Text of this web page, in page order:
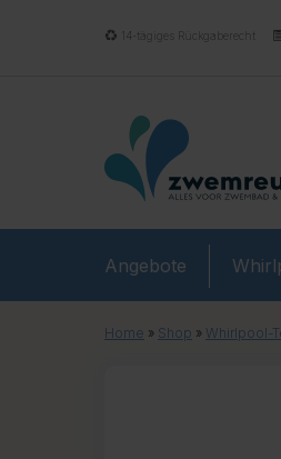
14-tägiges Rückgaberecht
Angebote
Home » Shop » Whirlpool-